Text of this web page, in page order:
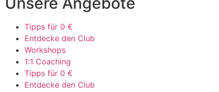
Tipps für 0 €
Entdecke den Club
Workshops
1:1 Coaching
Tipps für 0 €
Entdecke den Club